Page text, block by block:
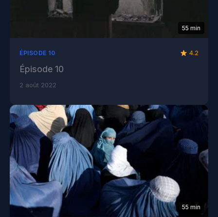
55 min
ÉPISODE 10 4.2
Épisode 10
2 août 2022
55 min